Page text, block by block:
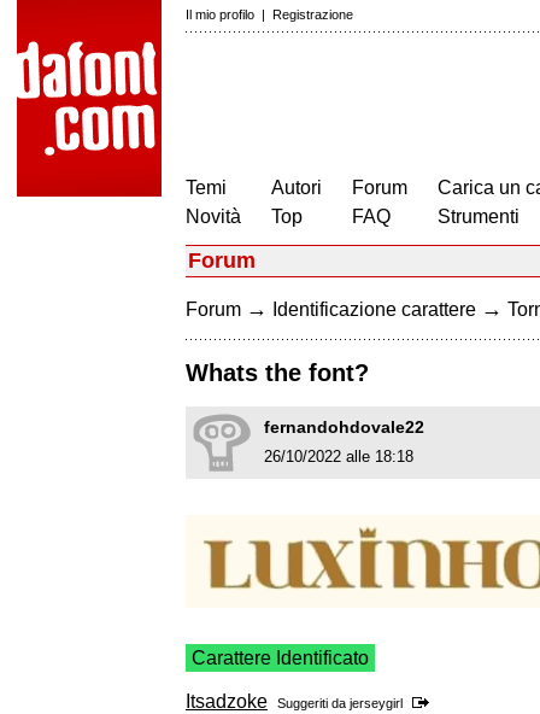
Il mio profilo | Registrazione
Temi
Novità
Autori
Top
Forum
FAQ
Carica un
Strumenti
Forum
Forum → Identificazione carattere →
Whats the font?
fernandohdovale22
26/10/2022 alle 18:18
Carattere Identificato
Itsadzoke Suggeriti da jerseygirl